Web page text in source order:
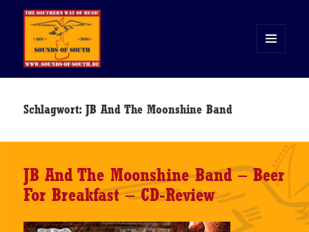
WIDGETS
Schlagwort:JB And The Moonshine Band
JB And The Moonshine Band – Beer
For Breakfast – CD-Review